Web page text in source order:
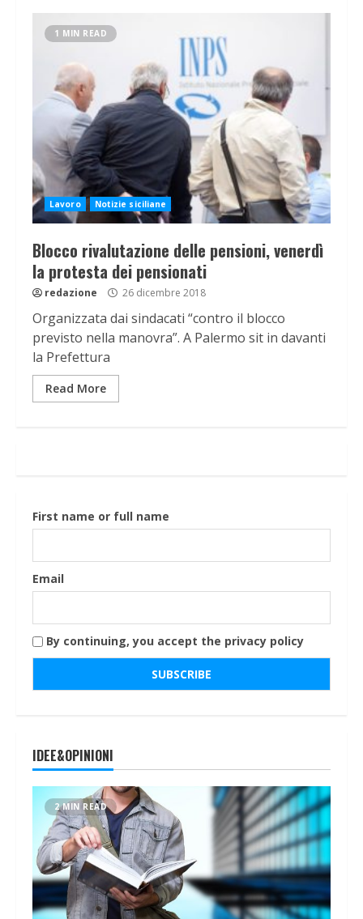
1 MIN READ
Lavoro Notizie siciliane
Blocco rivalutazione delle pensioni, venerdì
la protesta dei pensionati
redazione 26 dicembre 2018
Organizzata dai sindacati “contro il blocco
previsto nella manovra”. A Palermo sit in davanti
la Prefettura
Read More
First name or full name
Email
By continuing, you accept the privacy policy
IDEE&OPINIONI
2 MIN READ